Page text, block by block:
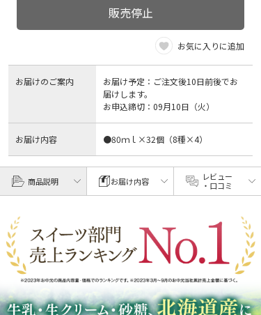
販売停止
お気に入りに追加
お届けのご案内
お届け予定：ご注文後10日前後でお
届けします。
お申込締切：09月10日（火）
お届け内容 ●80ｍｌ×32個（8種×4）
商品説明 お届け内容
レビュー
・口コミ